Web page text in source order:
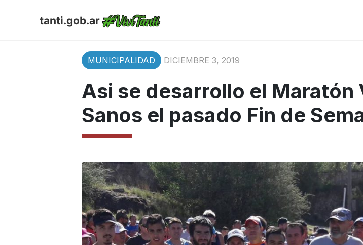
tanti.gob.ar
MUNICIPALIDAD DICIEMBRE 3, 2019
Asi se desarrollo el Maratón
Sanos el pasado Fin de